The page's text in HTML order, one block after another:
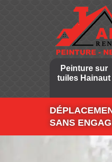
Peinture sur
tuiles Hainaut
SANS